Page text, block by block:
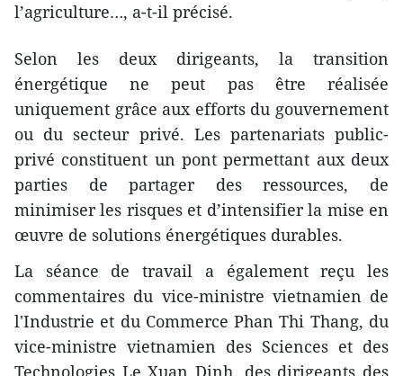
l’agriculture…, a-t-il précisé.
Selon les deux dirigeants, la transition
énergétique ne peut pas être réalisée
uniquement grâce aux efforts du gouvernement
ou du secteur privé. Les partenariats public-
privé constituent un pont permettant aux deux
parties de partager des ressources, de
minimiser les risques et d’intensifier la mise en
œuvre de solutions énergétiques durables.
La séance de travail a également reçu les
commentaires du vice-ministre vietnamien de
l'Industrie et du Commerce Phan Thi Thang, du
vice-ministre vietnamien des Sciences et des
Technologies Le Xuan Dinh, des dirigeants des